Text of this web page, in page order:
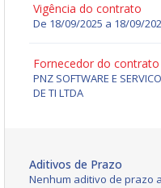
Vigência do contrato
De 18/09/2025 a 18/09/
Fornecedor do contrato
PNZ SOFTWARE E
DE TI LTDA
Aditivos de Prazo
Nenhum aditivo de prazo